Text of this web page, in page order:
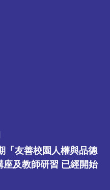
「友善校園人權與品德
座及教師研習 已經開始